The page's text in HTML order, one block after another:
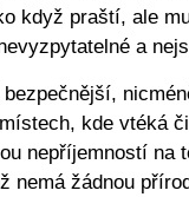
když praští, ale
a
kde vtéká
nepříjemností na
nemá žádnou